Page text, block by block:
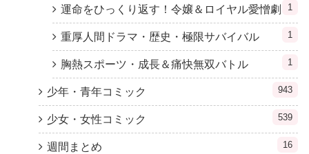
運命をひっくり返す！令嬢＆ロイヤル愛憎劇 1
重厚人間ドラマ・歴史・極限サバイバル 1
胸熱スポーツ・成長＆痛快無双バトル 1
少年・青年コミック 943
少女・女性コミック 539
週間まとめ 16